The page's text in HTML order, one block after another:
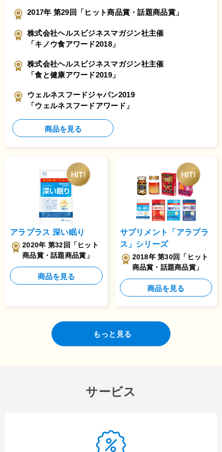
2017年 第29回「ヒット商品賞・話題商品賞」
株式会社ヘルスビジネスマガジン社主催
「キノウ食アワード2018」
株式会社ヘルスビジネスマガジン社主催
「食と健康アワード2019」
ウェルネスフードジャパン2019
「ウェルネスフードアワード」
商品を見る
アラプラス 深い眠り
2020年 第32回「ヒット
商品賞・話題商品賞」
商品を見る
サプリメント「アラプラ
ス」 シリーズ
2018年 第30回「ヒット
商品賞・話題商品賞」
商品を見る
もっと見る
サービス